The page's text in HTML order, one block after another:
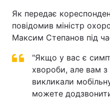
Як передає
повідомив міністр
Максим Степанов під
"Якщо у вас є
хвороби, але вам з
викликали
можете